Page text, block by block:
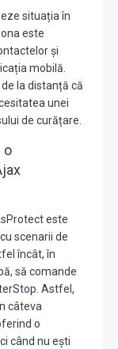
situația în
este
și
mobilă.
la distanță că
unei
de curățare.
o
este
scenarii de
încât, în
să comande
Astfel,
câteva
o
când nu ești